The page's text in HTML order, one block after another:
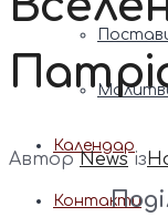
Календар
Контакти
АвторNews із